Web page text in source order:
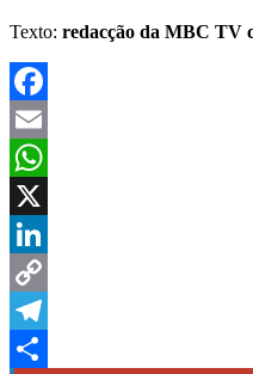
Texto: redacção da MBC TV
Facebook
Email
WhatsApp
X
LinkedIn
Copy
Link
Telegram